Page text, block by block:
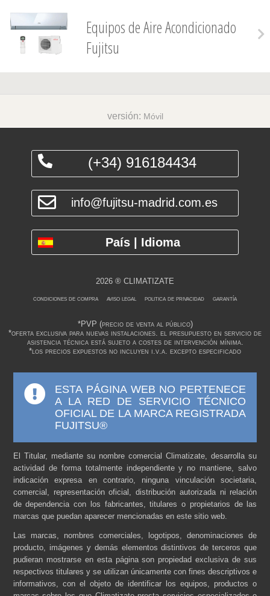
Equipos de Aire Acondicionado
Fujitsu
versión: Móvil
(+34) 916184434
info@fujitsu-madrid.com.es
País | Idioma
2026 ® CLIMATIZATE
condiciones de compra aviso legal politica de privacidad garantía
*PVP (precio de venta al público)
*oferta exclusiva para nuevas instalaciones. el presupuesto en servicio de
asistencia técnica está sujeto a costes de intervención mínima.
*los precios expuestos no incluyen i.v.a. excepto especificado
ESTA PÁGINA WEB NO PERTENECE
A LA RED DE SERVICIO TÉCNICO
OFICIAL DE LA MARCA REGISTRADA
FUJITSU®
El Titular, mediante su nombre comercial Climatizate, desarrolla su
actividad de forma totalmente independiente y no mantiene, salvo
indicación expresa en contrario, ninguna vinculación societaria,
comercial, representación oficial, distribución autorizada ni relación
de dependencia con los fabricantes, titulares o propietarios de las
marcas que puedan aparecer mencionadas en este sitio web.
Las marcas, nombres comerciales, logotipos, denominaciones de
producto, imágenes y demás elementos distintivos de terceros que
pudieran mostrarse en esta página son propiedad exclusiva de sus
respectivos titulares y se utilizan únicamente con fines descriptivos e
informativos, con el objeto de identificar los equipos, productos o